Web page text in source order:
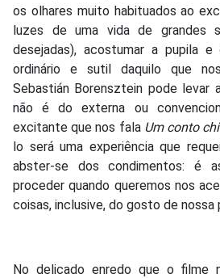
os olhares muito habituados ao
luzes de uma vida de grandes
desejadas), acostumar a pupila
ordinário e sutil daquilo que
Sebastián Borensztein pode levar
não é do externa ou
excitante que nos fala Um conto
lo será uma experiência que
abster-se dos condimentos: é
proceder quando queremos nos
coisas, inclusive, do gosto de nossa
No delicado enredo que o filme